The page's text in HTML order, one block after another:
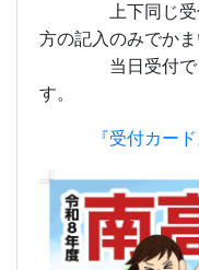
上下同じ受付
方の記入のみでかま
当日受付でご
す。
『受付カー